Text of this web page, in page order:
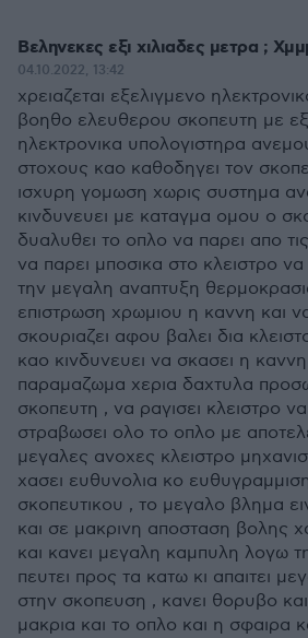
Βεληνεκες εξι χιλιαδες μετρα ;
04.10.2022, 13:42
χρειαζεται εξελιγμενο
βοηθο ελευθερου σκοπευτη με
ηλεκτρονικα υπολογιστηρα
στοχους καο καθοδηγει τον
ισχυρη γομωση χωρις συστημα
κινδυνευει με καταγμα ομου ο
δυαλυθει το οπλο να παρει απο
να παρει μποσικα στο κλειστρο
την μεγαλη αναπτυξη
επιστρωση χρωμιου η καννη και
σκουριαζει αφου βαλει δια
καο κινδυνευει να σκασει η
παραμαζωμα χερια δαχτυλα
σκοπευτη , να ραγισει κλειστρο να
στραβωσει ολο το οπλο με
μεγαλες ανοχες κλειστρο
χασει ευθυνολια κο
σκοπευτικου , το μεγαλο βλημα
και σε μακρινη αποσταση βολης
και κανει μεγαλη καμπυλη λογω
πευτει προς τα κατω κι απαιτει
στην σκοπευση , κανει θορυβο
μακρια και το οπλο και η σφαιρα